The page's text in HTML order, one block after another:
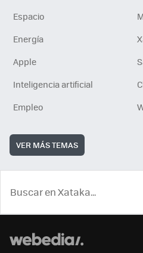
Espacio
Energía
Apple
Inteligencia artificial
Empleo
VER MÁS TEMAS